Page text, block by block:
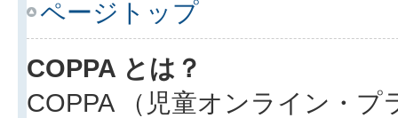
ページトップ
COPPA とは？
COPPA （児童オンライン・